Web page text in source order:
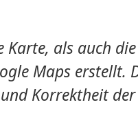
Karte, als auch
Maps erstellt.
Korrektheit